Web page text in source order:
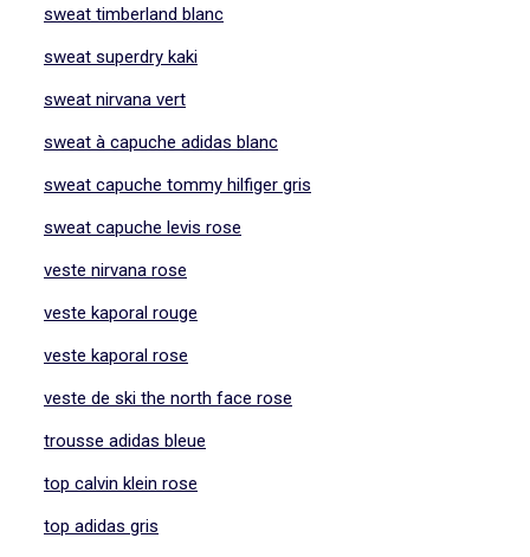
sweat timberland blanc
sweat superdry kaki
sweat nirvana vert
sweat à capuche adidas blanc
sweat capuche tommy hilfiger gris
sweat capuche levis rose
veste nirvana rose
veste kaporal rouge
veste kaporal rose
veste de ski the north face rose
trousse adidas bleue
top calvin klein rose
top adidas gris